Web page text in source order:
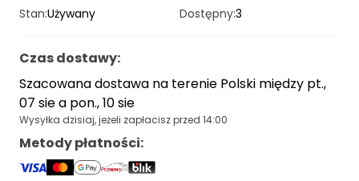
Stan:Używany Dostępny:3
Czas dostawy:
Szacowana dostawa na terenie Polski między pt.,
07 sie a pon., 10 sie
Wysyłka dzisiaj, jeżeli zapłacisz przed 14:00
Metody płatności: